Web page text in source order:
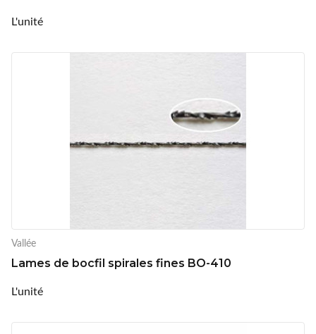
L'unité
Vallée
Lames de bocfil spirales fines BO-410
L'unité